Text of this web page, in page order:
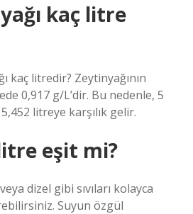
kaç litre
kaç litredir? Zeytinyağının
0,917 g/L’dir. Bu nedenle, 5
litreye karşılık gelir.
eşit mi?
dizel gibi sıvıları kolayca
Suyun özgül